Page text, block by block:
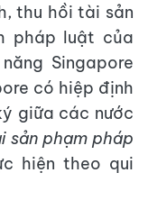
thu hồi tài sản
pháp luật của
Singapore
có hiệp định
giữa các nước
sản phạm pháp
hiện theo qui